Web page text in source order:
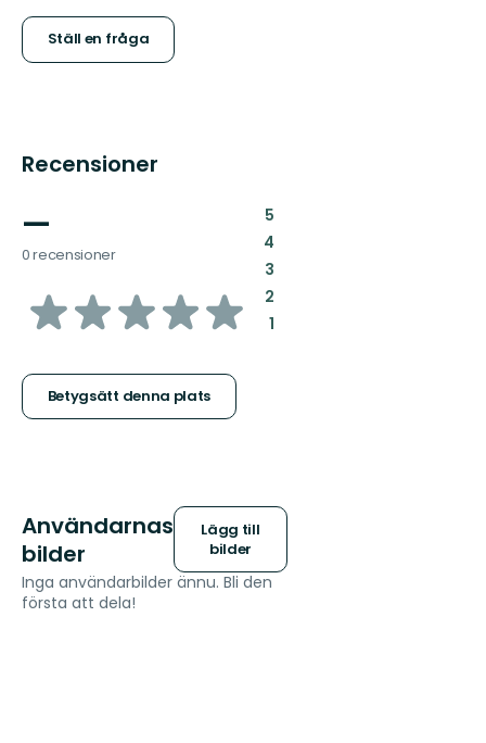
Ställ en fråga
Recensioner
—
0 recensioner
av
stjärnor
Betygsätt denna plats
5:
4:
3:
2:
1:
Användarnas
bilder
Lägg till
bilder
Inga användarbilder ännu. Bli den
första att dela!